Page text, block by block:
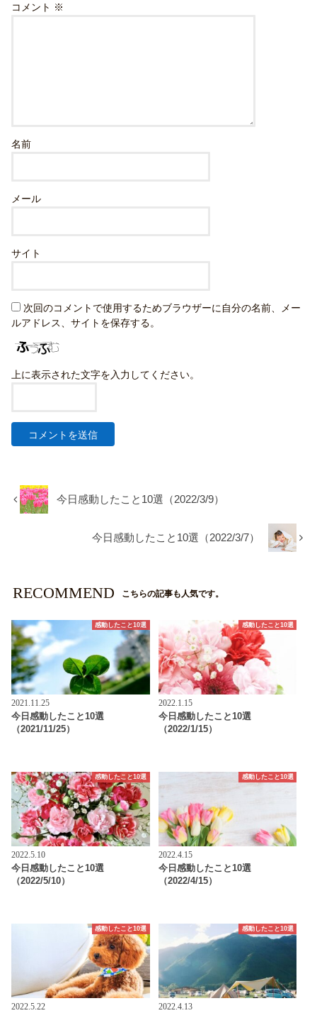
コメント ※
名前
メール
サイト
次回のコメントで使用するためブラウザーに自分の名前、メー
ルアドレス、サイトを保存する。
上に表示された文字を入力してください。
今日感動したこと10選（2022/3/9）
今日感動したこと10選（2022/3/7）
RECOMMEND こちらの記事も人気です。
感動したこと10選
2021.11.25
今日感動したこと10選
（2021/11/25）
感動したこと10選
2022.1.15
今日感動したこと10選
（2022/1/15）
感動したこと10選
2022.5.10
今日感動したこと10選
（2022/5/10）
感動したこと10選
2022.4.15
今日感動したこと10選
（2022/4/15）
感動したこと10選
2022.5.22
感動したこと10選
2022.4.13